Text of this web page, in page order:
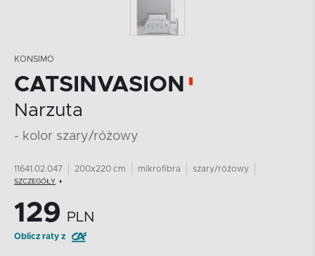
KONSIMO
CATSINVASION
Narzuta
- kolor szary/różowy
11641.02.047 200x220 cm mikrofibra szary/różowy
SZCZEGÓŁY
129 PLN
Oblicz raty z